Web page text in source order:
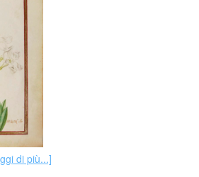
di più...]